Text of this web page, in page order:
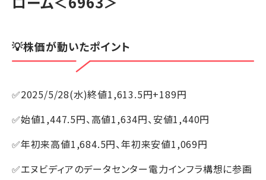
💡株価が動いたポイント
✅2025/5/28(水)終値1,613.5円+189円
✅始値1,447.5円、高値1,634円、安値1,440円
✅年初来高値1,684.5円、年初来安値1,069円
✅エヌビディアのデータセンター電力インフラ構想に参画